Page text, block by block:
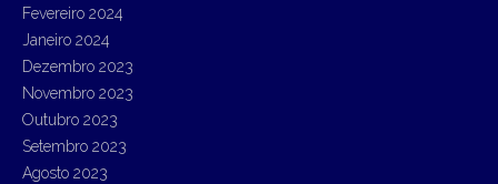
Fevereiro 2024
Janeiro 2024
Dezembro 2023
Novembro 2023
Outubro 2023
Setembro 2023
Agosto 2023